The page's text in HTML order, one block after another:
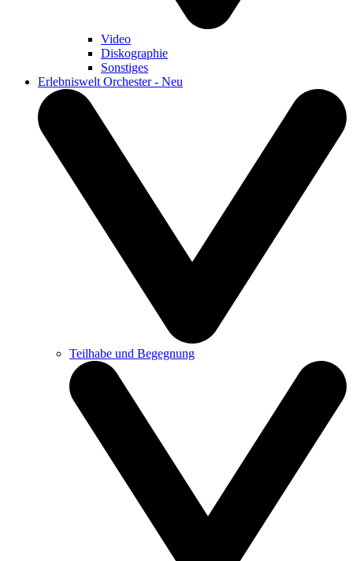
Video
Diskographie
Sonstiges
Erlebniswelt Orchester - Neu
Teilhabe und Begegnung